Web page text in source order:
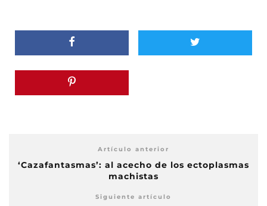
Artículo anterior
‘Cazafantasmas’: al acecho de los ectoplasmas
machistas
Siguiente artículo